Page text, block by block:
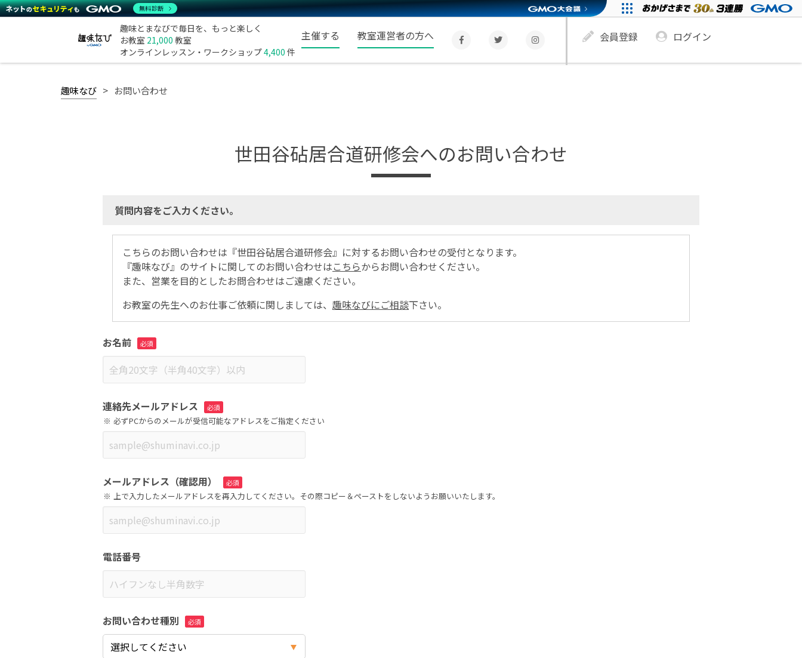
趣味とまなびで毎日を、もっと楽しく
お教室 21,000 教室
オンラインレッスン・ワークショップ4,400 件
主催する 教室運営者の方へ 会員登録 ログイン
趣味なび お問い合わせ
世田谷砧居合道研修会へのお問い合わせ
質問内容をご入力ください。
こちらのお問い合わせは『世田谷砧居合道研修会』に対するお問い合わせの受付となります。
『趣味なび』のサイトに関してのお問い合わせはこちらからお問い合わせください。
また、営業を目的としたお問合わせはご遠慮ください。
お教室の先生へのお仕事ご依頼に関しましては、 趣味なびにご相談下さい。
お名前
連絡先メールアドレス
必ずPCからのメールが受信可能なアドレスをご指定ください
メールアドレス（確認用）
上で入力したメールアドレスを再入力してください。その際コピー＆ペーストをしないようお願いいたします。
電話番号
お問い合わせ種別
無料診断